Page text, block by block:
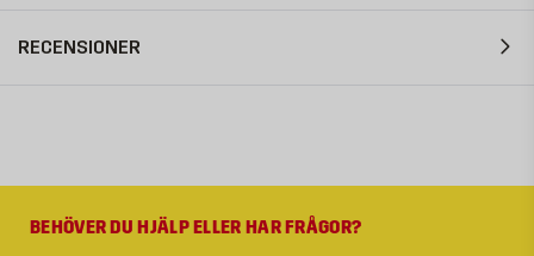
RECENSIONER
BEHÖVER DU HJÄLP ELLER HAR FRÅGOR?